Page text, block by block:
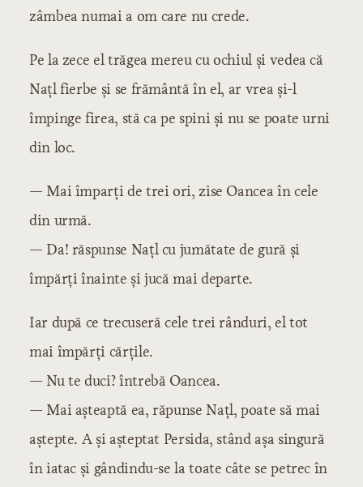
zâmbea numai a om care nu crede.
Pe la zece el trăgea mereu cu ochiul și vedea că
Națl fierbe și se frământă în el, ar vrea și-l
împinge firea, stă ca pe spini și nu se poate urni
din loc.
— Mai împarți de trei ori, zise Oancea în cele
din urmă.
— Da! răspunse Națl cu jumătate de gură și
împărți înainte și jucă mai departe.
Iar după ce trecuseră cele trei rânduri, el tot
mai împărți cărțile.
— Nu te duci? întrebă Oancea.
— Mai așteaptă ea, răpunse Națl, poate să mai
aștepte. A și așteptat Persida, stând așa singură
în iatac și gândindu-se la toate câte se petrec în